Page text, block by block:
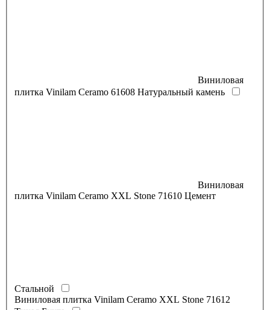
Виниловая
плитка Vinilam Ceramo 61608 Натуральный камень
Виниловая
плитка Vinilam Ceramo XXL Stone 71610 Цемент
Стальной
Виниловая плитка Vinilam Ceramo XXL Stone 71612